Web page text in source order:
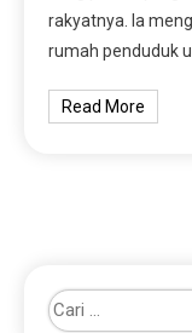
rakyatnya. Ia
rumah penduduk
Read More